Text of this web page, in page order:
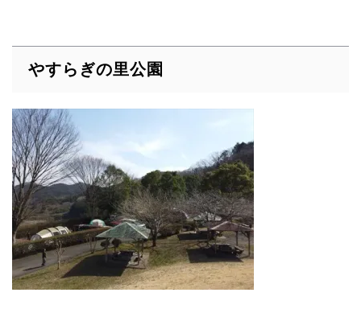
やすらぎの里公園